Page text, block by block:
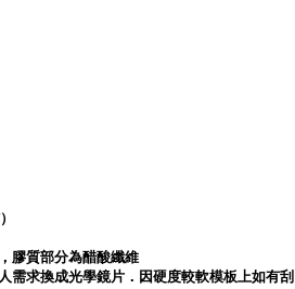
上班？跑業務？簽約？應徵工作？還是參加
風？氣質路線？酷炫路線？還是斯文路線？
膠質部分為醋酸纖維
需求換成光學鏡片．因硬度較軟模板上如有刮